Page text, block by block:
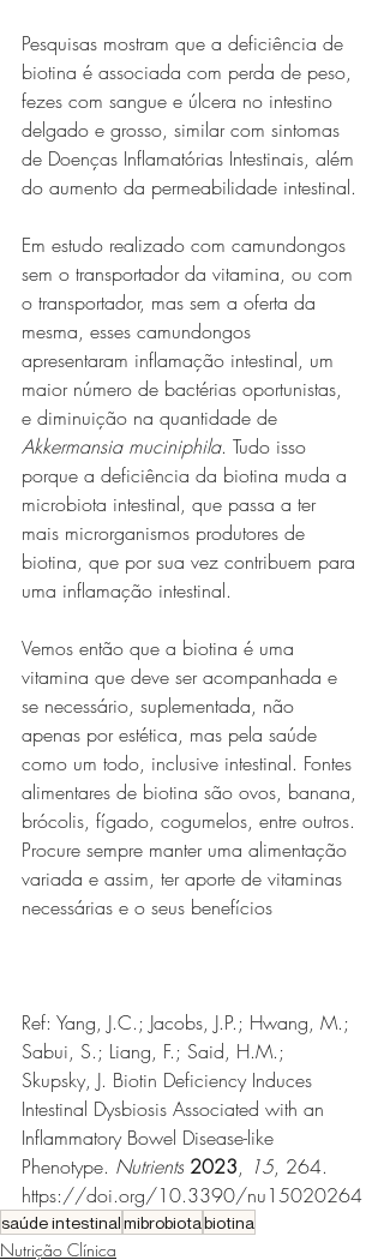
Pesquisas mostram que a deficiência de
biotina é associada com perda de peso,
fezes com sangue e úlcera no intestino
delgado e grosso, similar com sintomas
de Doenças Inflamatórias Intestinais, além
do aumento da permeabilidade intestinal.
Em estudo realizado com camundongos
sem o transportador da vitamina, ou com
o transportador, mas sem a oferta da
mesma, esses camundongos
apresentaram inflamação intestinal, um
maior número de bactérias oportunistas,
e diminuição na quantidade de
Akkermansia muciniphila. Tudo isso
porque a deficiência da biotina muda a
microbiota intestinal, que passa a ter
mais microrganismos produtores de
biotina, que por sua vez contribuem para
uma inflamação intestinal.
Vemos então que a biotina é uma
vitamina que deve ser acompanhada e
se necessário, suplementada, não
apenas por estética, mas pela saúde
como um todo, inclusive intestinal. Fontes
alimentares de biotina são ovos, banana,
brócolis, fígado, cogumelos, entre outros.
Procure sempre manter uma alimentação
variada e assim, ter aporte de vitaminas
necessárias e o seus benefícios
Ref: Yang, J.C.; Jacobs, J.P.; Hwang, M.;
Sabui, S.; Liang, F.; Said, H.M.;
Skupsky, J. Biotin Deficiency Induces
Intestinal Dysbiosis Associated with an
Inflammatory Bowel Disease-like
Phenotype. Nutrients 2023, 15, 264.
https://doi.org/10.3390/nu15020264
saúde intestinalmibrobiotabiotina
Nutrição Clínica